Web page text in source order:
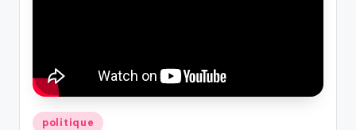
Posted
politique